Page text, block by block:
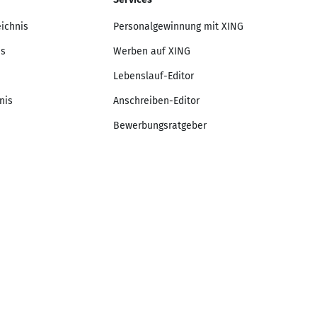
Personalgewinnung mit XING
Werben auf XING
Lebenslauf-Editor
Anschreiben-Editor
Bewerbungsratgeber